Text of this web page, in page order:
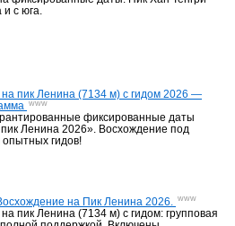
и с юга.
пик Ленина (7134 м) с гидом 2026 —
www
фиксированные даты
Ленина 2026». Восхождение под
опытных гидов!
на Пик Ленина 2026. www
пик Ленина (7134 м) с гидом: групповая